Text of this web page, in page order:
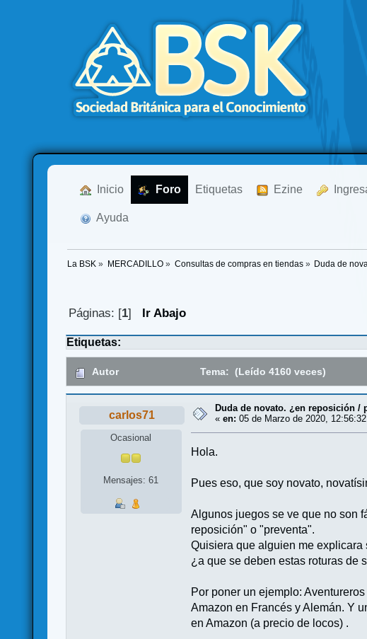
Inicio Foro Etiquetas Ezine
Ayuda
La BSK » MERCADILLO» Consultas de compras en tiendas» Duda de
Páginas: [1] Ir Abajo
Etiquetas:
Autor Tema: (Leído 4160 veces)
carlos71
Ocasional
Mensajes: 61
Duda de novato. ¿en reposición /
«en: 05 de Marzo de 2020,
Hola.
Pues eso, que soy novato,
Algunos juegos se ve que no son
reposición" o "preventa".
Quisiera que alguien me
¿a que se deben estas roturas de
Por poner un ejemplo:
Amazon en Francés y Alemán. Y
en Amazon (a precio de locos) .